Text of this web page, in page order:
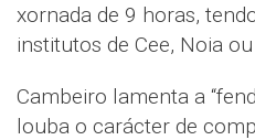
xornada de 9 horas,
institutos de Cee, Noia
Cambeiro lamenta a
louba o carácter de